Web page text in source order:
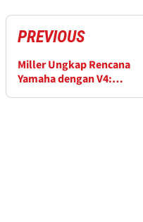
PREVIOUS
Miller Ungkap Rencana
Yamaha dengan V4: